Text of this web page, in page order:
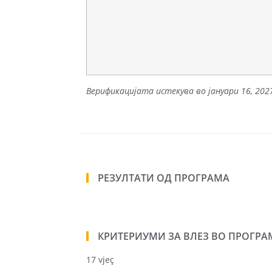
Верификацијата истекува во јануари 16,
РЕЗУЛТАТИ ОД ПРОГРАМА
КРИТЕРИУМИ ЗА ВЛЕЗ ВО
17 vjeç